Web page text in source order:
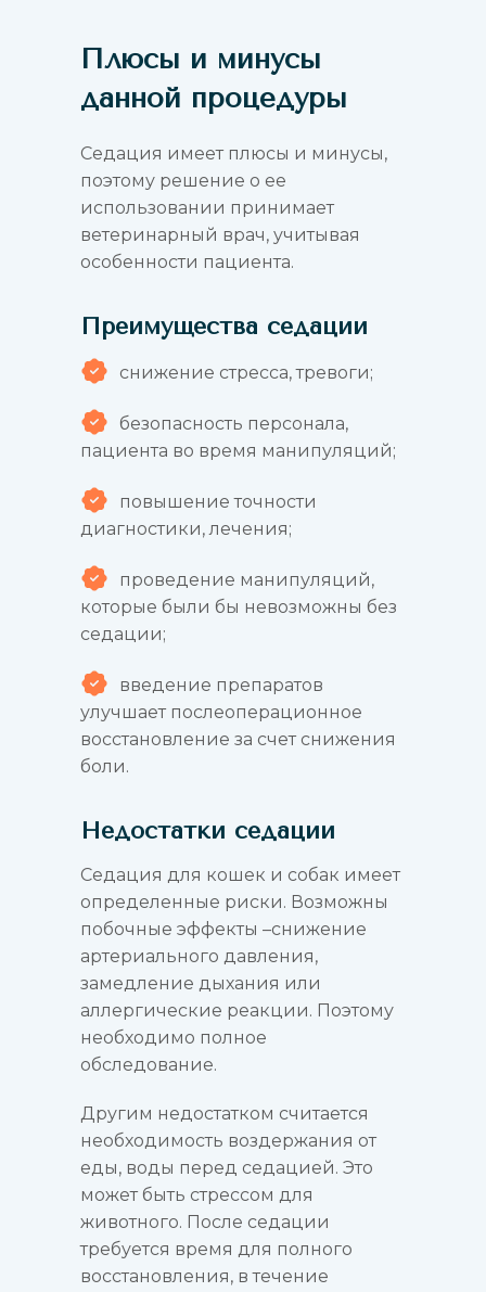
Плюсы и минусы
данной процедуры
Седация имеет плюсы и минусы,
поэтому решение о ее
использовании принимает
ветеринарный врач, учитывая
особенности пациента.
Преимущества седации
снижение стресса, тревоги;
безопасность персонала,
пациента во время манипуляций;
повышение точности
диагностики, лечения;
проведение манипуляций,
которые были бы невозможны без
седации;
введение препаратов
улучшает послеоперационное
восстановление за счет снижения
боли.
Недостатки седации
Седация для кошек и собак имеет
определенные риски. Возможны
побочные эффекты –снижение
артериального давления,
замедление дыхания или
аллергические реакции. Поэтому
необходимо полное
обследование.
Другим недостатком считается
необходимость воздержания от
еды, воды перед седацией. Это
может быть стрессом для
животного. После седации
требуется время для полного
восстановления, в течение